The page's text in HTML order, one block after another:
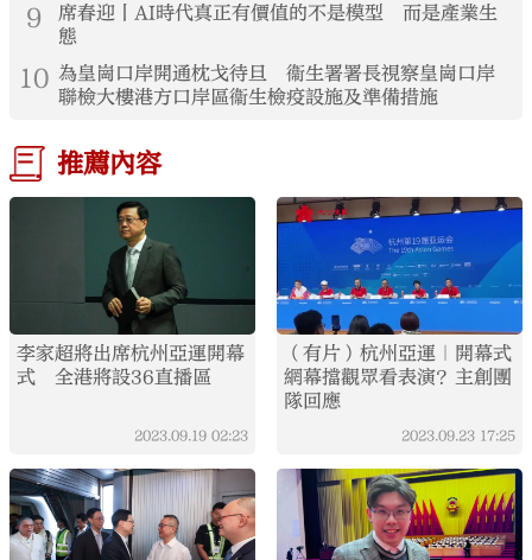
9
席春迎丨AI時代真正有價值的不是模型 而是產業生
態
10 為皇崗口岸開通枕戈待旦 衞生署署長視察皇崗口岸
聯檢大樓港方口岸區衞生檢疫設施及準備措施
推薦內容
李家超將出席杭州亞運開幕
式 全港將設36直播區
2023.09.19 02:23
（有片）杭州亞運｜開幕式
網幕擋觀眾看表演？主創團
隊回應
2023.09.23 17:25